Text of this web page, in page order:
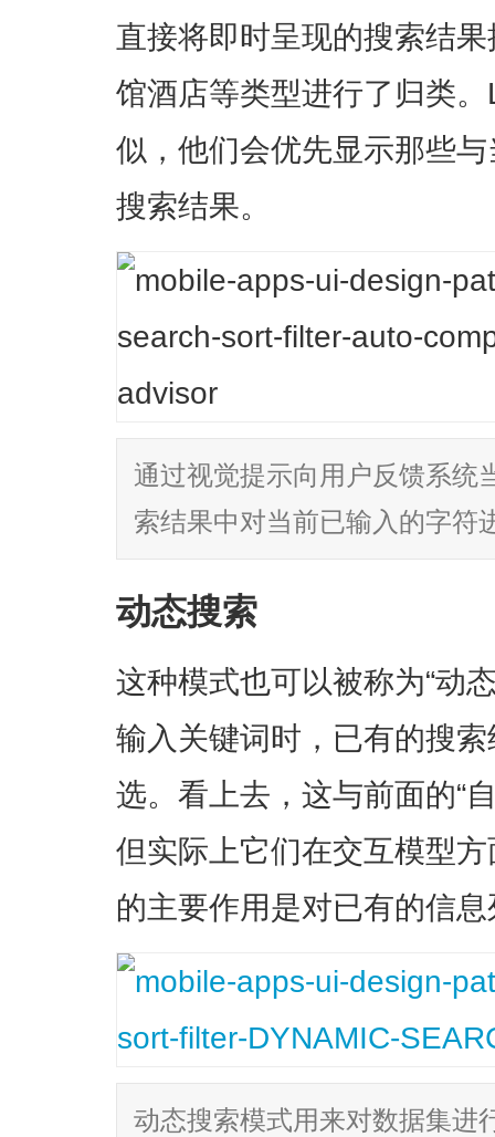
直接将即时呈现的搜索结
馆酒店等类型进行了归类
似，他们会优先显示那些
搜索结果。
通过视觉提示向用户反馈系统
索结果中对当前已输入的字符
动态搜索
这种模式也可以被称为“动
输入关键词时，已有的搜
选。看上去，这与前面的“
但实际上它们在交互模型
的主要作用是对已有的信
动态搜索模式用来对数据集进